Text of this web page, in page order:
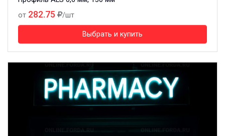
от 282.75 /шт
Выбрать и купить